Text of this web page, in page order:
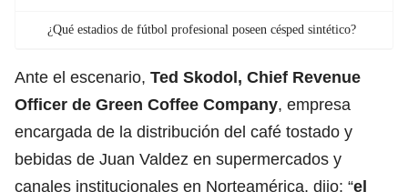
¿Qué estadios de fútbol profesional poseen césped sintético?
Ante el escenario, Ted Skodol, Chief Revenue
Officer de Green Coffee Company, empresa
encargada de la distribución del café tostado y
bebidas de Juan Valdez en supermercados y
canales institucionales en Norteamérica, dijo: “el